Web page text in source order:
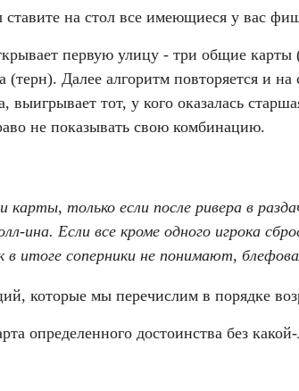
ставите на стол все имеющиеся у вас
первую улицу - три общие
(терн). Далее алгоритм повторяется и
выигрывает тот, у кого оказалась
не показывать свою комбинацию.
только если после ривера в
ина. Если все кроме одного
итоге соперники не понимают,
которые мы перечислим в порядке
определенного достоинства без